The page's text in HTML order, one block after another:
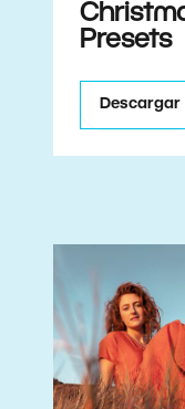
Presets
Descargar